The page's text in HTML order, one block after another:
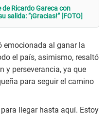
de Ricardo Gareca con
salida: “¡Gracias!” [FOTO]
emocionada al ganar la
el país, asimismo, resaltó
y perseverancia, ya que
para seguir el camino
llegar hasta aquí. Estoy